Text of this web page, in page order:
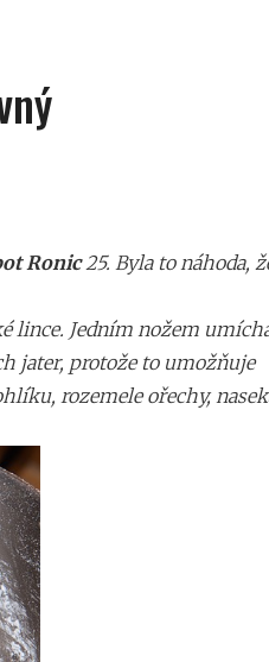
Ronic25. Byla to náhoda,
lince. Jedním nožem
jater, protože to umožňuje
rozemele ořechy,